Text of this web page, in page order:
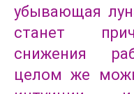
убывающая
станет
снижения
целом же